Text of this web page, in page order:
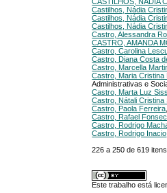
Castilhos, Nádia
Castilhos, Nádia
Castilhos, Nádia
Castro, Alessandra
CASTRO, AMANDA
Castro, Carolina
Castro, Diana Costa
Castro, Marcella
Castro, Maria Cristina
Administrativas e
Castro, Marta Luz
Castro, Nátali Cristina
Castro, Paola Ferreira
Castro, Rafael
Castro, Rodrigo
Castro, Rodrigo Inacio
226 a 250 de 619
Este trabalho está